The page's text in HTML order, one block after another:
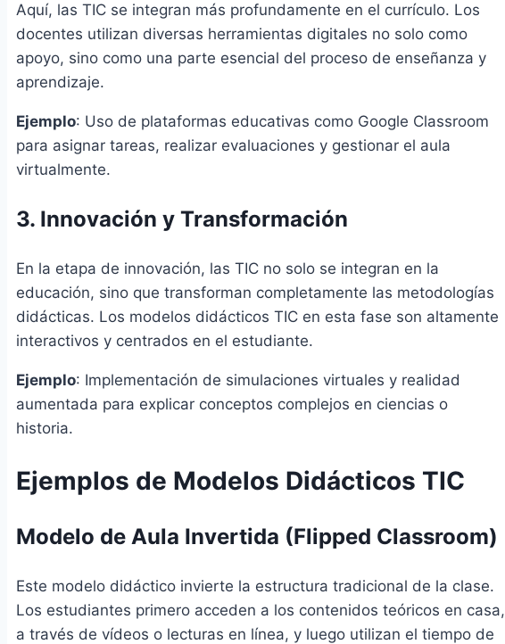
Aquí, las TIC se integran más profundamente en el currículo. Los
docentes utilizan diversas herramientas digitales no solo como
apoyo, sino como una parte esencial del proceso de enseñanza y
aprendizaje.
Ejemplo: Uso de plataformas educativas como Google Classroom
para asignar tareas, realizar evaluaciones y gestionar el aula
virtualmente.
3. Innovación y Transformación
En la etapa de innovación, las TIC no solo se integran en la
educación, sino que transforman completamente las metodologías
didácticas. Los modelos didácticos TIC en esta fase son altamente
interactivos y centrados en el estudiante.
Ejemplo: Implementación de simulaciones virtuales y realidad
aumentada para explicar conceptos complejos en ciencias o
historia.
Ejemplos de Modelos Didácticos TIC
Modelo de Aula Invertida (Flipped Classroom)
Este modelo didáctico invierte la estructura tradicional de la clase.
Los estudiantes primero acceden a los contenidos teóricos en casa,
a través de vídeos o lecturas en línea, y luego utilizan el tiempo de